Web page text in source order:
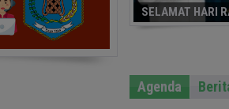
SELAMAT HARI
Agenda